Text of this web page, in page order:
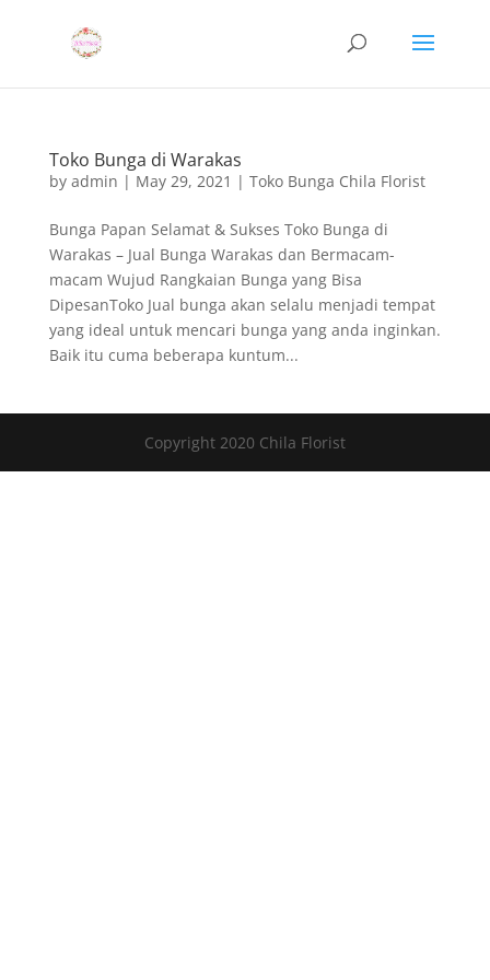
Toko Bunga di Warakas
by admin | May 29, 2021 | Toko Bunga Chila Florist
Bunga Papan Selamat & Sukses Toko Bunga di
Warakas – Jual Bunga Warakas dan Bermacam-
macam Wujud Rangkaian Bunga yang Bisa
DipesanToko Jual bunga akan selalu menjadi tempat
yang ideal untuk mencari bunga yang anda inginkan.
Baik itu cuma beberapa kuntum...
Copyright 2020 Chila Florist